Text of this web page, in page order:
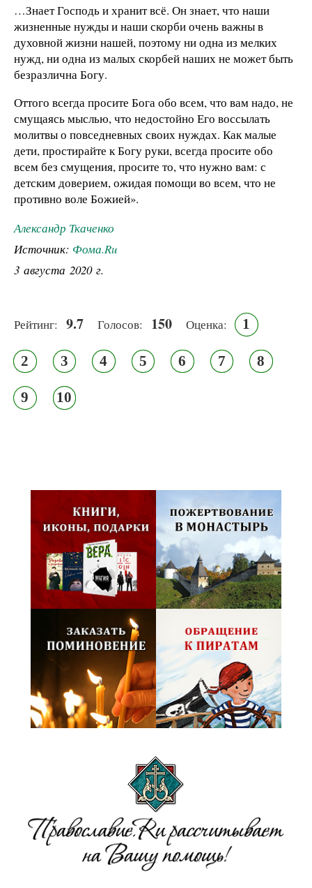
…Знает Господь и хранит всё. Он знает, что наши
жизненные нужды и наши скорби очень важны в
духовной жизни нашей, поэтому ни одна из мелких
нужд, ни одна из малых скорбей наших не может быть
безразлична Богу.
Оттого всегда просите Бога обо всем, что вам надо, не
смущаясь мыслью, что недостойно Его воссылать
молитвы о повседневных своих нуждах. Как малые
дети, простирайте к Богу руки, всегда просите обо
всем без смущения, просите то, что нужно вам: с
детским доверием, ожидая помощи во всем, что не
противно воле Божией».
Александр Ткаченко
Источник: Фома.Ru
3 августа 2020 г.
Рейтинг: 9.7 Голосов: 150 Оценка: 1
2 3 4 5 6 7 8
9 10